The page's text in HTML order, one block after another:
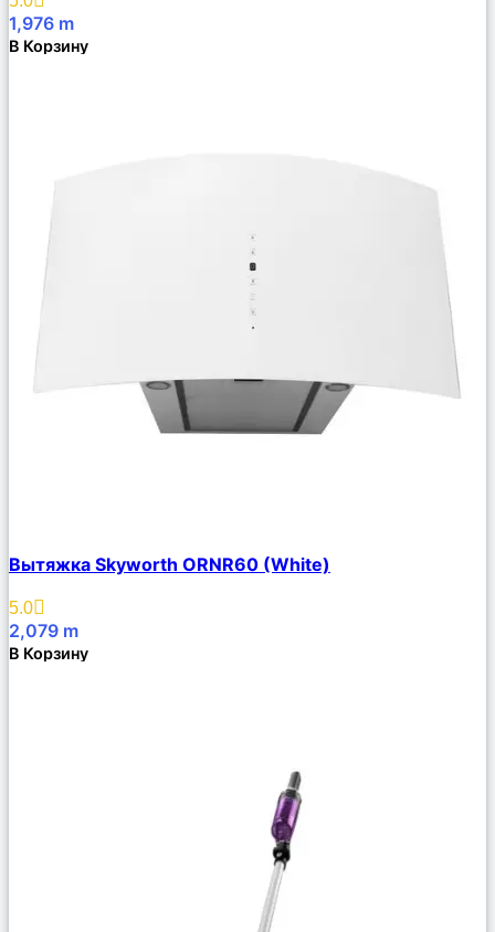
1,976 m
В Корзину
Описание
Избранное
Вытяжка Skyworth ORNR60 (White)
5.0
2,079 m
В Корзину